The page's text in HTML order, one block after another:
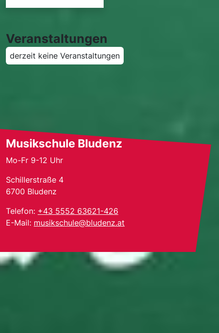
Veranstaltungen
derzeit keine Veranstaltungen
Musikschule Bludenz
Mo-Fr 9-12 Uhr
Schillerstraße 4
6700 Bludenz
Telefon: +43 5552 63621-426
E-Mail: musikschule@bludenz.at